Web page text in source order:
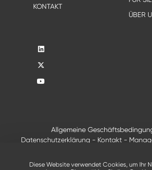
KONTAKT
ÜBER
Allgemeine
Datenschutzerklärung - Kontakt -
Industeel
Diese Website verwendet Cookies, um Ihr